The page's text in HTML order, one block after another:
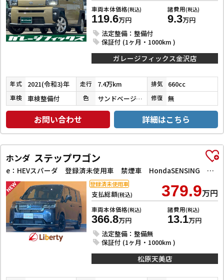
車両本体価格(税込)
119.6万円
諸費用(税込)
9.3万円
法定整備：整備付
保証付 (1ヶ月・1000km )
ガレージフィックス金沢店
年式 2021(令和3)年 走行 7.4万km 排気 660cc
車検 車検整備付 色 サンドベージュメタリック 修復 無
お問い合わせ 詳細はこちら
ホンダ ステップワゴン
e：HEVスパーダ 登録済未使用車 禁煙車 HondaSENSING 両側自動ドア アダプティブクルーズコントロール 電子パーキング パワーバックドア アダプティブクルーズコントロール ブラインドスポットモニター
支払総額(税込) 379.9万円
車両本体価格(税込)
366.8万円
諸費用(税込)
13.1万円
法定整備：整備無
保証付 (1ヶ月・1000km )
登録済未使用車
松原天美店